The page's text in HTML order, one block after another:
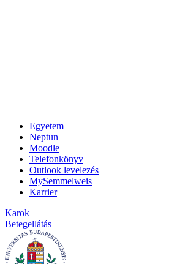
Egyetem
Neptun
Moodle
Telefonkönyv
Outlook levelezés
MySemmelweis
Karrier
Karok
Betegellátás